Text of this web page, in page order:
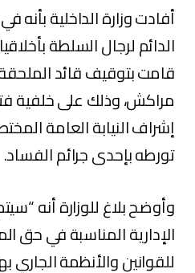
أفادت وزارة الداخلية بأنه
الدائم لرجال السلطة
قامت بتوقيف قائد الملحقة
مراكش، وذلك على خلفية
إشراف النيابة العامة
تورطه بإحدى جرائم الفساد.
وأوضح بلاغ للوزارة أنه
الإدارية المناسبة في حق
للقوانين والأنظمة